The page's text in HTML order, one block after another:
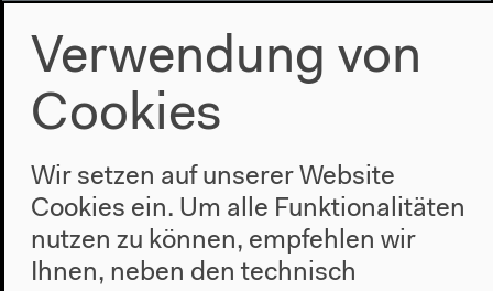
Podcast, Oktober 2020
Mehr zum Audio
Verwendung von
Cookies
Wir setzen auf unserer Website
Cookies ein. Um alle Funktionalitäten
nutzen zu können, empfehlen wir
Ihnen, neben den technisch